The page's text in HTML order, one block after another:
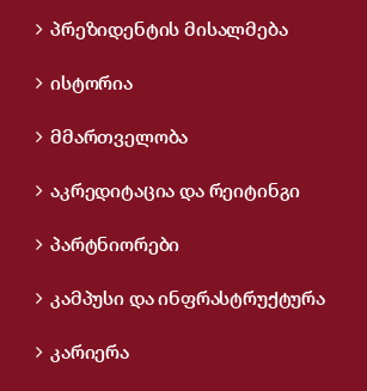
პრეზიდენტის მისალმება
ისტორია
მმართველობა
აკრედიტაცია და რეიტინგი
პარტნიორები
კამპუსი და ინფრასტრუქტურა
კარიერა